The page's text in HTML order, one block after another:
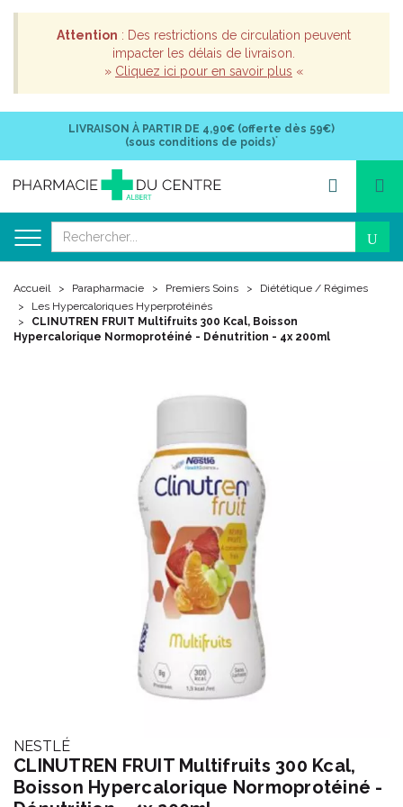
Attention : Des restrictions de circulation peuvent
impacter les délais de livraison.
» Cliquez ici pour en savoir plus «
LIVRAISON À PARTIR DE 4,90€ (offerte dès 59€)
(sous conditions de poids)*
Accueil Parapharmacie Premiers Soins
Diététique / Régimes
Les Hypercaloriques Hyperprotéinés
CLINUTREN FRUIT Multifruits 300 Kcal, Boisson
Hypercalorique Normoprotéiné - Dénutrition - 4x 200ml
NESTLÉ
CLINUTREN FRUIT Multifruits 300 Kcal,
Boisson Hypercalorique Normoprotéiné -